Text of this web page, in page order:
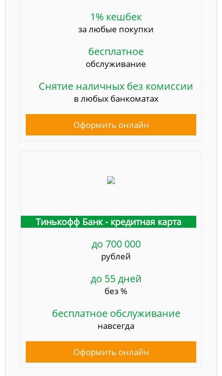
1% кешбек
за любые покупки
бесплатное
обслуживание
Снятие наличных без комиссии
в любых банкоматах
Оформить онлайн
Тинькофф Банк - кредитная карта
до 700 000
рублей
до 55 дней
без %
бесплатное обслуживание
навсегда
Оформить онлайн